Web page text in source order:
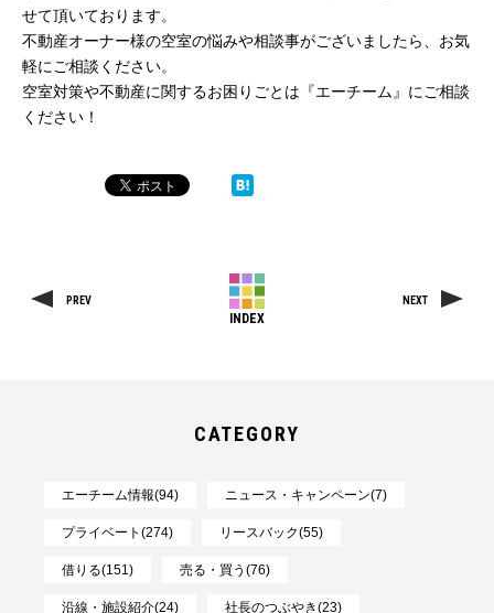
せて頂いております。
不動産オーナー様の空室の悩みや相談事がございましたら、お気
軽にご相談ください。
空室対策や不動産に関するお困りごとは『エーチーム』にご相談
ください！
PREV
INDEX
NEXT
CATEGORY
エーチーム情報(94) ニュース・キャンペーン(7)
プライベート(274) リースバック(55)
借りる(151) 売る・買う(76)
沿線・施設紹介(24) 社長のつぶやき(23)